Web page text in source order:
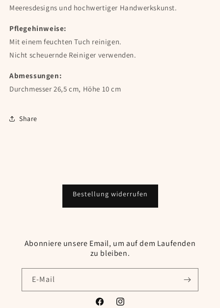
Meeresdesigns und hochwertiger Handwerkskunst.
Pflegehinweise:
Mit einem feuchten Tuch reinigen.
Nicht scheuernde Reiniger verwenden.
Abmessungen:
Durchmesser 26,5 cm, Höhe 10 cm
Share
Bestellung widerrufen
Abonniere unsere Email, um auf dem Laufenden
zu bleiben.
E-Mail